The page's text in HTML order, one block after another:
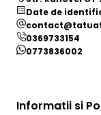
Date de
0369733154
0773836002
Informatii si